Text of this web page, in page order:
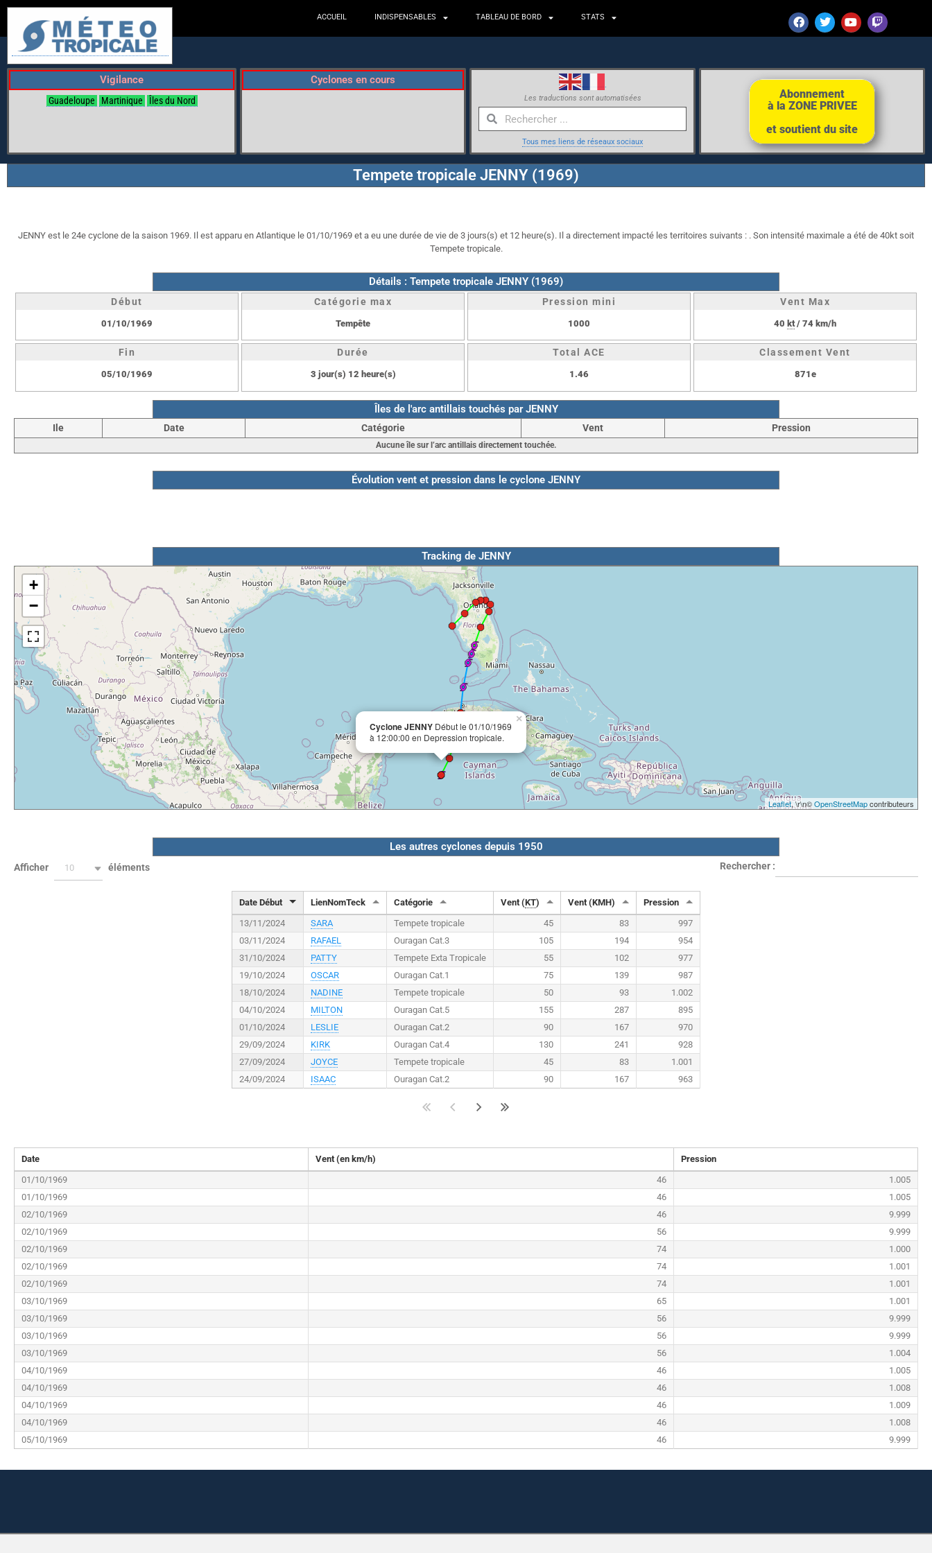
ACCUEIL INDISPENSABLES TABLEAU DE BORD STATS
Vigilance
Guadeloupe Martinique Îles du Nord
Cyclones en cours
Les traductions sont automatisées
Tous mes liens de réseaux sociaux
Abonnement
à la ZONE PRIVEE
et soutient du site
Tempete tropicale JENNY (1969)
JENNY est le 24e cyclone de la saison 1969. Il est apparu en Atlantique le 01/10/1969 et a eu une durée de vie de 3 jours(s) et 12 heure(s). Il a directement impacté les territoires suivants : . Son intensité maximale a été de 40kt soit
Tempete tropicale.
Détails : Tempete tropicale JENNY (1969)
Début
01/10/1969
Catégorie max
Tempête
Pression mini
1000
Vent Max
40 kt/ 74 km/h
Fin
05/10/1969
Durée
3 jour(s) 12 heure(s)
Total ACE
1.46
Classement Vent
871e
Îles de l'arc antillais touchés par JENNY
Ile Date Catégorie Vent Pression
Aucune île sur l’arc antillais directement touchée.
Évolution vent et pression dans le cyclone JENNY
Tracking de JENNY
Cyclone JENNY Début le 01/10/1969
à 12:00:00 en Depression tropicale.
×
+
−
Leaflet, \r\n©OpenStreetMapcontributeurs
Les autres cyclones depuis 1950
Afficher 10 éléments Rechercher :
Date Début LienNomTeck Catégorie Vent (KT) Vent (KMH)
Pression
13/11/2024
SARA Tempete tropicale 45 83
997
03/11/2024
RAFAEL Ouragan Cat.3 105 194
954
31/10/2024
PATTY Tempete Exta Tropicale 55 102
977
19/10/2024
OSCAR Ouragan Cat.1 75 139
987
18/10/2024
NADINE Tempete tropicale 50 93
1.002
04/10/2024
MILTON Ouragan Cat.5 155 287
895
01/10/2024
LESLIE Ouragan Cat.2 90 167
970
29/09/2024
KIRK Ouragan Cat.4 130 241
928
27/09/2024
JOYCE Tempete tropicale 45 83
1.001
24/09/2024
ISAAC Ouragan Cat.2 90 167 963
Date Vent (en km/h)
Pression
01/10/1969
46
1.005
01/10/1969
46
1.005
02/10/1969
46
9.999
02/10/1969
56
9.999
02/10/1969
74
1.000
02/10/1969
74
1.001
02/10/1969
74
1.001
03/10/1969
65
1.001
03/10/1969
56
9.999
03/10/1969
56
9.999
03/10/1969
56
1.004
04/10/1969
46
1.005
04/10/1969
46
1.008
04/10/1969
46
1.009
04/10/1969
46
1.008
05/10/1969
46 9.999